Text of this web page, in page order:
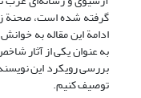
گرفته شده است، صحنة
ادامة این مقاله به
به عنوان یکی از آثار
بررسی رویکرد این
توصیف کنیم.